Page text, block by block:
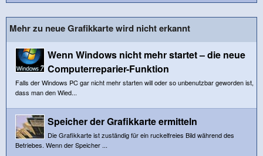
Mehr zu neue Grafikkarte wird nicht erkannt
Wenn Windows nicht mehr startet – die neue
Computerreparier-Funktion
Falls der Windows PC gar nicht mehr starten will oder so unbenutzbar geworden ist,
dass man den Wied...
Speicher der Grafikkarte ermitteln
Die Grafikkarte ist zuständig für ein ruckelfreies Bild während des
Betriebes. Wenn der Speicher ...